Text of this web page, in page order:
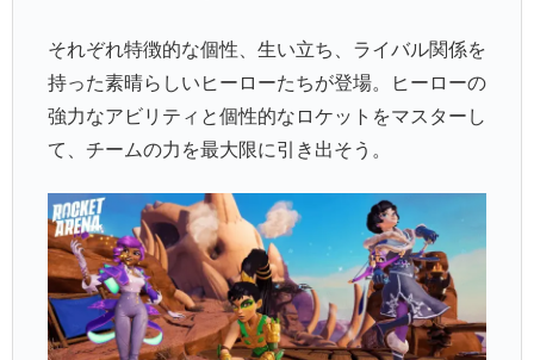
それぞれ特徴的な個性、生い立ち、ライバル関係を
持った素晴らしいヒーローたちが登場。ヒーローの
強力なアビリティと個性的なロケットをマスターし
て、チームの力を最大限に引き出そう。